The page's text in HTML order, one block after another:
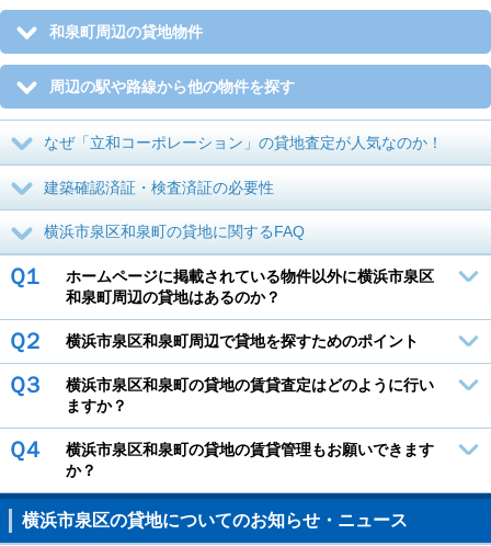
和泉町周辺の貸地物件
周辺の駅や路線から他の物件を探す
なぜ「立和コーポレーション」の貸地査定が人気なのか！
建築確認済証・検査済証の必要性
横浜市泉区和泉町の貸地に関するFAQ
Ｑ１
ホームページに掲載されている物件以外に横浜市泉区
和泉町周辺の貸地はあるのか？
Ｑ２ 横浜市泉区和泉町周辺で貸地を探すためのポイント
Ｑ３
横浜市泉区和泉町の貸地の賃貸査定はどのように行い
ますか？
Ｑ４
横浜市泉区和泉町の貸地の賃貸管理もお願いできます
か？
横浜市泉区の貸地についてのお知らせ・ニュース